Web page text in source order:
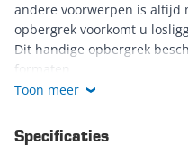
andere voorwerpen is altijd
opbergrek voorkomt u
Dit handige opbergrek
formaten.
wat er in de bakjes zit. Dat
Toon meer
Specificaties